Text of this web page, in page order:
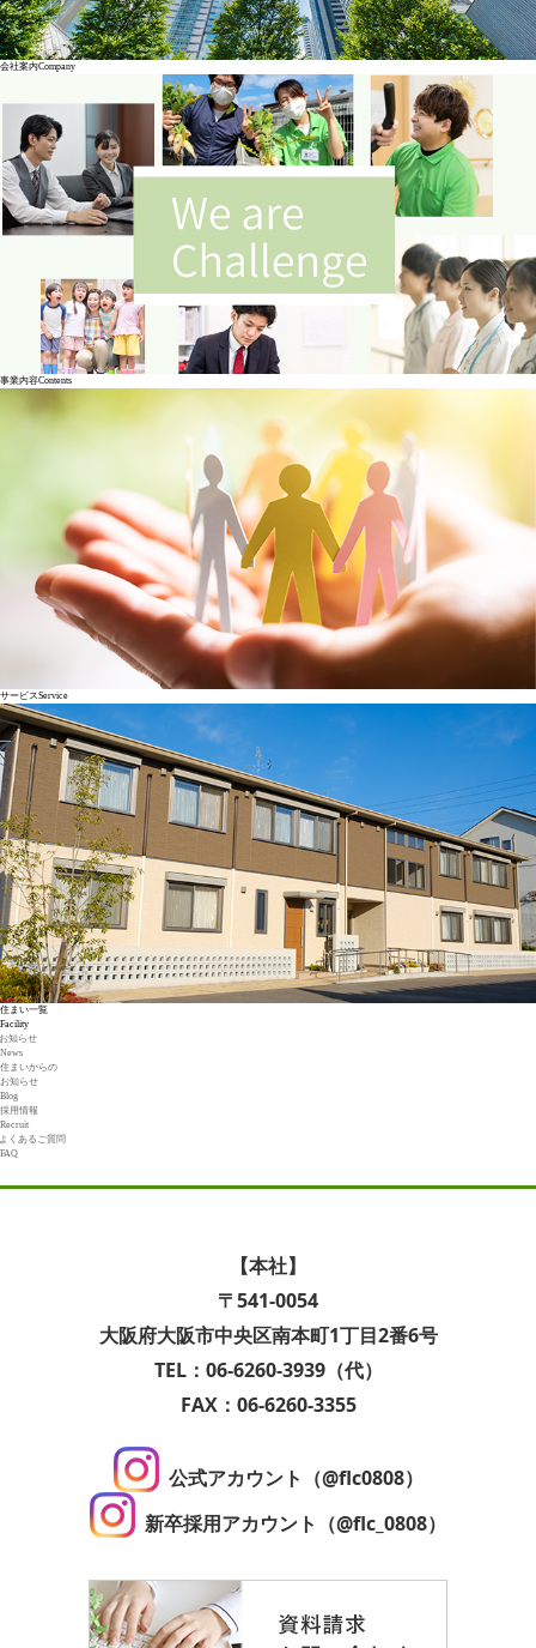
会社案内Company
事業内容Contents
サービスService
住まい一覧
Facility
お知らせ
News
住まいからの
お知らせ
Blog
採用情報
Recruit
よくあるご質問
FAQ
【本社】
〒541-0054
大阪府大阪市中央区南本町1丁目2番6号
TEL：06-6260-3939（代）
FAX：06-6260-3355
公式アカウント（@flc0808）
新卒採用アカウント（@flc_0808）